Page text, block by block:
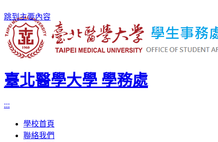
跳到主要內容
臺北醫學大學 學務處
:::
學校首頁
聯絡我們